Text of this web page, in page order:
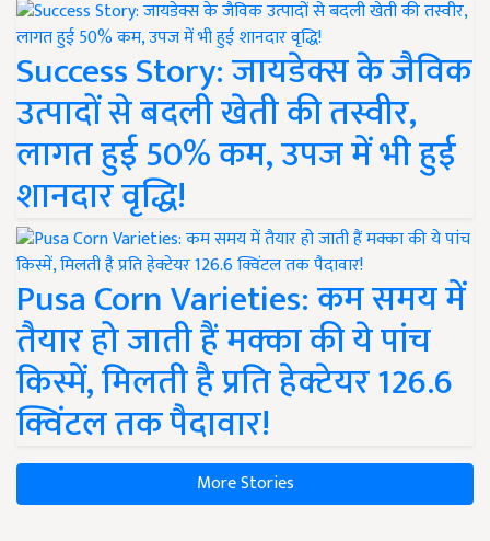
Success Story: जायडेक्स के जैविक
उत्पादों से बदली खेती की तस्वीर,
लागत हुई 50% कम, उपज में भी हुई
शानदार वृद्धि!
Pusa Corn Varieties: कम समय में
तैयार हो जाती हैं मक्का की ये पांच
किस्में, मिलती है प्रति हेक्टेयर 126.6
क्विंटल तक पैदावार!
More Stories